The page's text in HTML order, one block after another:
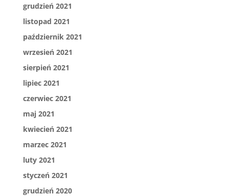
grudzień 2021
listopad 2021
październik 2021
wrzesień 2021
sierpień 2021
lipiec 2021
czerwiec 2021
maj 2021
kwiecień 2021
marzec 2021
luty 2021
styczeń 2021
grudzień 2020